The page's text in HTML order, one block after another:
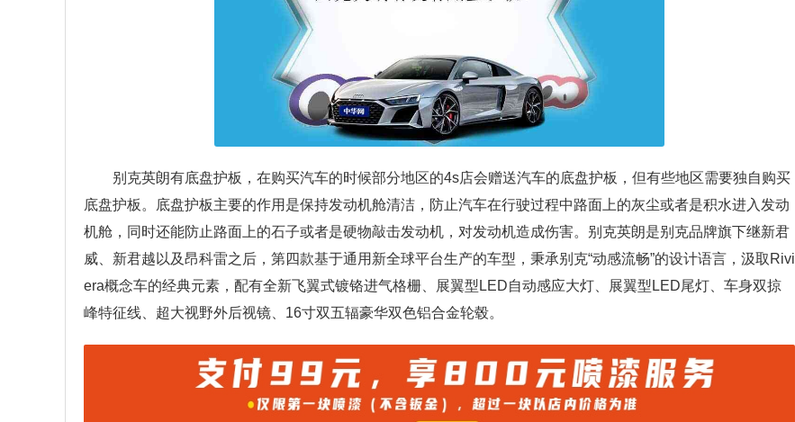
别克英朗有底盘护板，在购买汽车的时候部分地区的4s店会赠送汽车的底盘护板，但有些地区需要独自购买
底盘护板。底盘护板主要的作用是保持发动机舱清洁，防止汽车在行驶过程中路面上的灰尘或者是积水进入发动
机舱，同时还能防止路面上的石子或者是硬物敲击发动机，对发动机造成伤害。别克英朗是别克品牌旗下继新君
威、新君越以及昂科雷之后，第四款基于通用新全球平台生产的车型，秉承别克“动感流畅”的设计语言，汲取Rivi
era概念车的经典元素，配有全新飞翼式镀铬进气格栅、展翼型LED自动感应大灯、展翼型LED尾灯、车身双掠
峰特征线、超大视野外后视镜、16寸双五辐豪华双色铝合金轮毂。